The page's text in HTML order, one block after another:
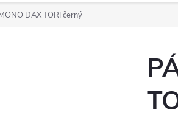
DAX TORI černý